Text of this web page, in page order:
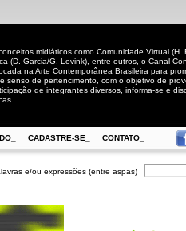
midiáticos como Comunidade Virtual (H.
(D. Garcia/G. Lovink), entre outros, o Canal
na Arte Contemporânea Brasileira para
senso de pertencimento, com o objetivo de
de integrantes diversos, informa-se e
CADASTRE-SE_ CONTATO_
e/ou expressões (entre aspas)